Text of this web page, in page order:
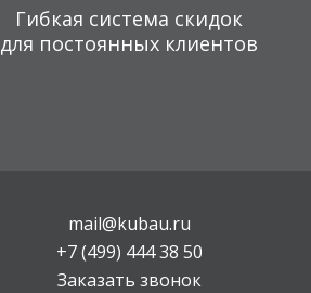
Гибкая система скидок
для постоянных клиентов
mail@kubau.ru
+7 (499) 444 38 50
Заказать звонок